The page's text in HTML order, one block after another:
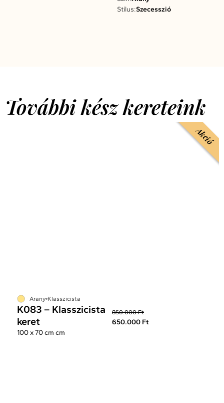
Stílus:Szecesszió
További kész kereteink
Akció
Arany Klasszicista
K083 – Klasszicista
keret
850.000 Ft
650.000 Ft
100 x 70 cm cm